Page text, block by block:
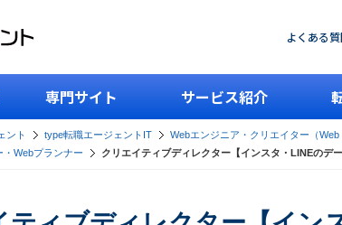
よくある
専門サイト サービス紹介
ント type転職エージェントIT Webエンジニア・クリエイター（Web
Webプランナー
クリエイティブディレクター【インスタ・LINEのデ